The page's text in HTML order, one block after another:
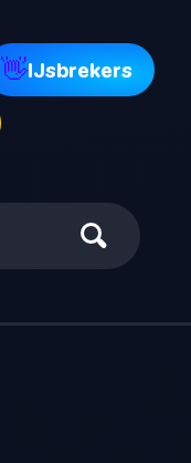
👋IJsbrekers